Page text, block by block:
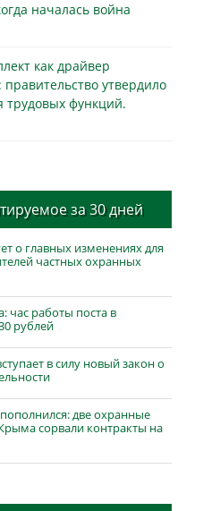
началась война
как драйвер
утвердило
функций.
за 30 дней
о главных изменениях для
частных охранных
час работы поста в
рублей
в силу новый закон о
две охранные
сорвали контракты на